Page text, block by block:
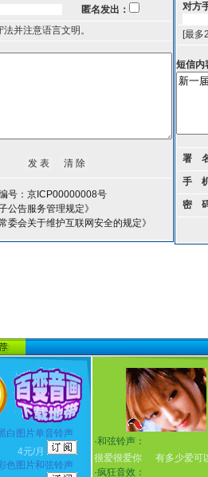
匿名发出：
并注意语言文明。
号：京ICP00000008号
公告服务管理规定》
委会关于维护互联网安全的规定》
对方
[最多
短信内
署
手
密
白图片单音铃声
4元/月
色图片和弦铃声
·和弦铃声：
很爱很爱你
有多少爱可
·疯狂音效：